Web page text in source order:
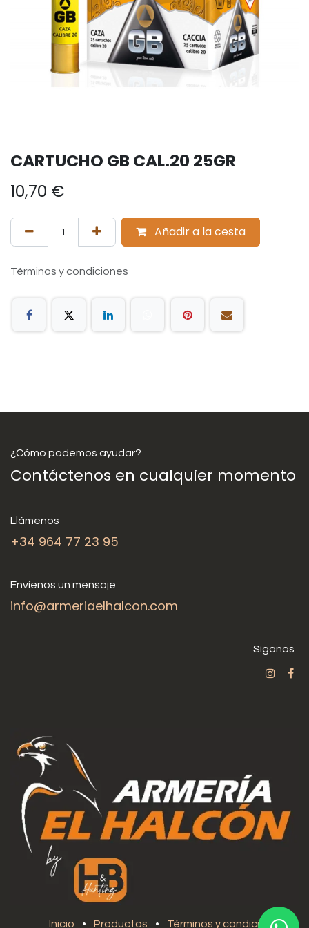
CARTUCHO GB CAL.20 25GR
10,70 €
Añadir a la cesta
Términos y condiciones
¿Cómo podemos ayudar?
Contáctenos en cualquier momento
Llámenos
+34 964 77 23 95
Envíenos un mensaje
info@armeriaelhalcon.com
Síganos
Inicio • Productos • Términos y condiciones •